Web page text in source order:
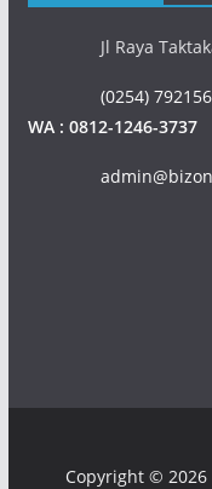
Jl Raya
(0254)
WA : 0812-1246-3737
Copyright © 2026